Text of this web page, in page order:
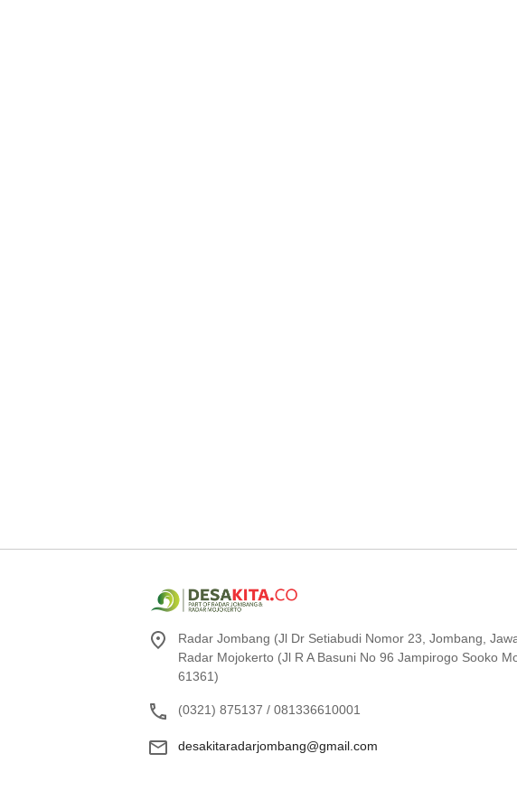
Radar Jombang (Jl Dr Setiabudi Nomor 23, Jombang,
Radar Mojokerto (Jl R A Basuni No 96 Jampirogo Sooko
61361)
(0321) 875137 / 081336610001
desakitaradarjombang@gmail.com